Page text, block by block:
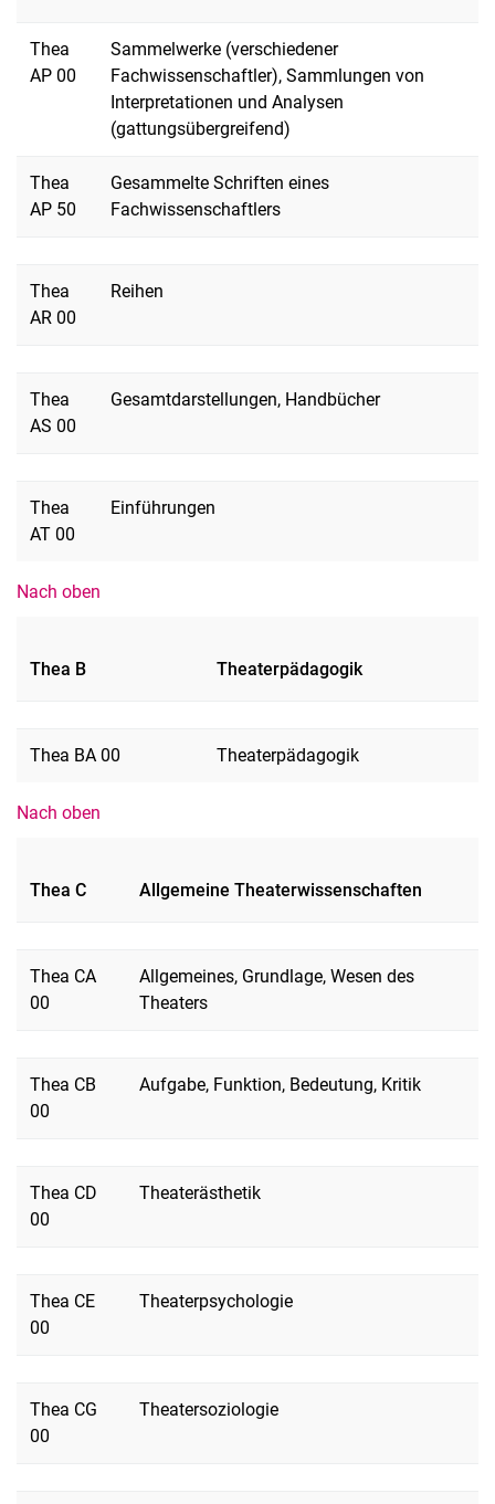
Thea
AP 00
Sammelwerke (verschiedener
Fachwissenschaftler), Sammlungen von
Interpretationen und Analysen
(gattungsübergreifend)
Thea
AP 50
Gesammelte Schriften eines
Fachwissenschaftlers
Thea
AR 00
Reihen
Thea
AS 00
Gesamtdarstellungen, Handbücher
Thea
AT 00
Einführungen
Nach oben
Thea B Theaterpädagogik
Thea BA 00 Theaterpädagogik
Nach oben
Thea C Allgemeine Theaterwissenschaften
Thea CA
00
Allgemeines, Grundlage, Wesen des
Theaters
Thea CB
00
Aufgabe, Funktion, Bedeutung, Kritik
Thea CD
00
Theaterästhetik
Thea CE
00
Theaterpsychologie
Thea CG
00
Theatersoziologie